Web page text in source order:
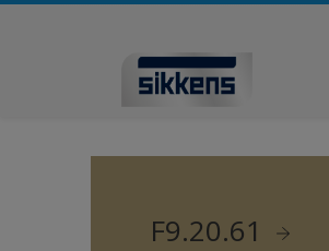
F9.20.61